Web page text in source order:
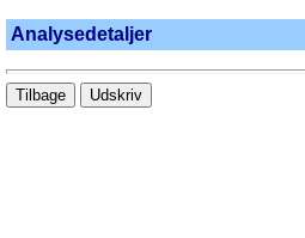
Analysedetaljer